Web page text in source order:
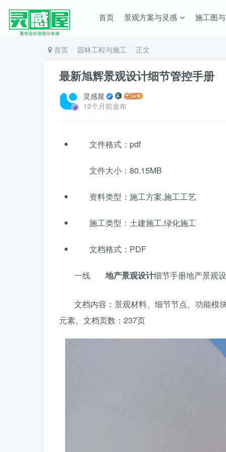
首页 景观方案与灵感 施工图
首页 园林工程与施工 正文
最新旭辉景观设计细节管控手册
灵感屋
12个月前发布
文件格式：pdf
文件大小：80.15MB
资料类型：施工方案,施工工艺
施工类型：土建施工,绿化施工
文档格式：PDF
一线 地产景观设计细节手册地产景观
文档内容：景观材料、细节节点、功能模
元素。文档页数：237页